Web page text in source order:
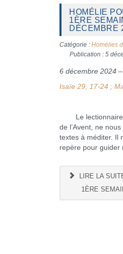
HOMÉLIE
1ÈRE
DÉCEMBRE
Catégorie : Homélies
Publication : 5
6 décembre 2024
Isaïe 29, 17-24 ;
Le
de l’Avent, ne
textes à méditer. Il
repère pour guider
LIRE LA
1ÈRE